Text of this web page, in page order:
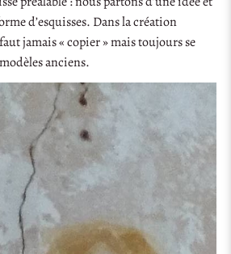
d’esquisses. Dans la création
jamais « copier » mais toujours se
anciens.